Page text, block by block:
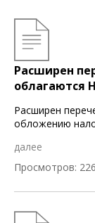
Расширен
облагаются
Расширен
обложению
далее
Просмотров: 226